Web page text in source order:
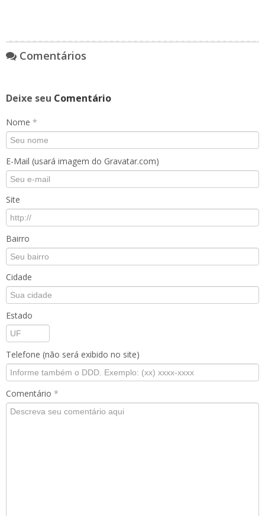
Comentários
Deixe seu Comentário
Nome *
E-Mail (usará imagem do Gravatar.com)
Site
Bairro
Cidade
Estado
Telefone (não será exibido no site)
Comentário *